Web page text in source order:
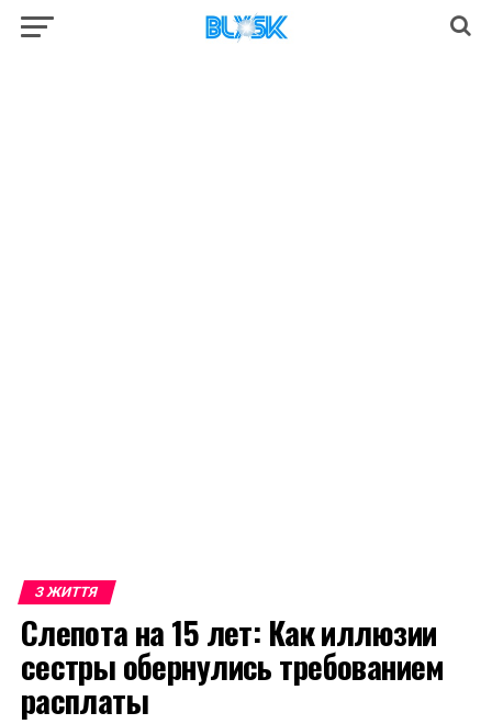
З ЖИТТЯ
Слепота на 15 лет: Как иллюзии
сестры обернулись требованием
расплаты